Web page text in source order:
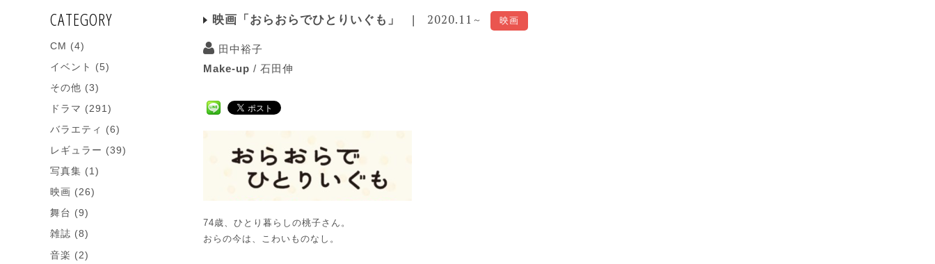
映画「おらおらでひとりいぐも」 2020.11 ～ 映画
田中裕子
Make-up / 石田伸
74歳、ひとり暮らしの桃子さん。
おらの今は、こわいものなし。
CATEGORY
CM (4)
イベント
(5)
その他 (3)
ドラマ (291)
バラエティ
(6)
レギュラー (39)
写真集 (1)
映画 (26)
舞台 (9)
雑誌 (8)
音楽 (2)